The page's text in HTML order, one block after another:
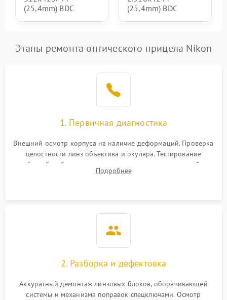
(25,4mm) BDC
(25,4mm) BDC
Этапы ремонта оптического прицела Nikon
1. Первичная диагностика
Внешний осмотр корпуса на наличие деформаций. Проверка
целостности линз объектива и окуляра. Тестирование
работы барабанчиков ввода поправок, кольца отстройки
параллакса и зума. Выявление сколов, внутренних
Подробнее
2. Разборка и дефектовка
Аккуратный демонтаж линзовых блоков, оборачивающей
системы и механизма поправок спецключами. Осмотр